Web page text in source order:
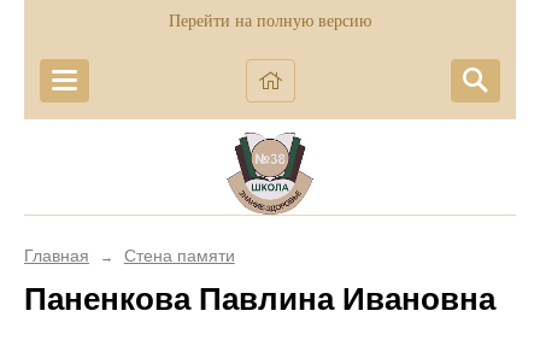
Перейти на полную версию
Главная → Стена памяти
Паненкова Павлина Ивановна